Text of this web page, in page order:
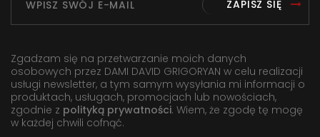
ZAPISZ SIĘ
Zgadzam się na przetwarzanie moich danych
osobowych przez DAMI DAVID GRIGORYAN w celu realizacji
usługi newsletter, a tym samym wysyłania mi informacji o
produktach, usługach, promocjach lub nowościach,
zgodnie z polityką prywatności. Wiem, że zgodę tę mogę
w każdej chwili cofnąć.